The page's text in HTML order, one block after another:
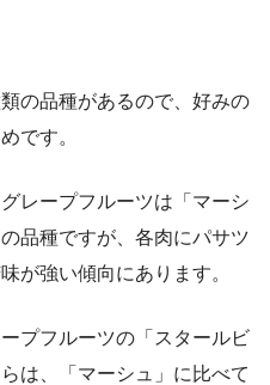
の品種があるので、好みの
です。
レープフルーツは「マーシ
品種ですが、各肉にパサツ
が強い傾向にあります。
プフルーツの「スタールビ
は、「マーシュ」に比べて